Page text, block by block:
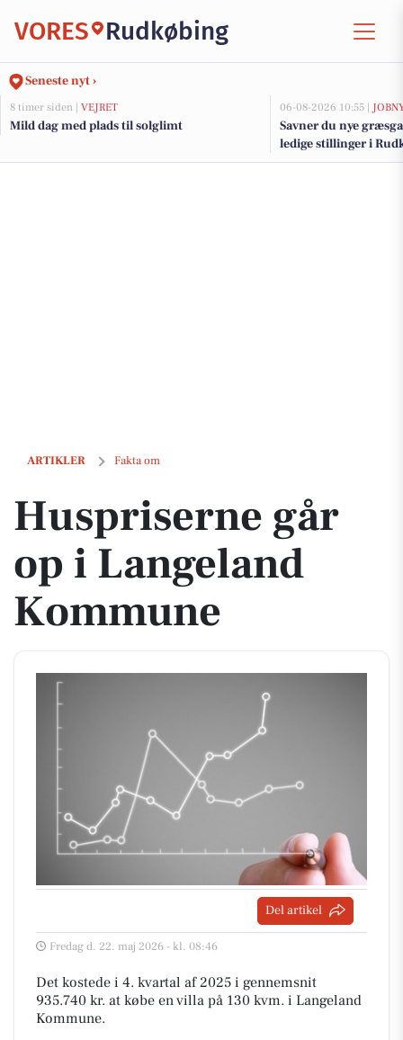
VORES Rudkøbing
Seneste nyt ›
8 timer siden | VEJRET
Mild dag med plads til solglimt
06-08-2026 10:55 |
Savner du nye
ledige stillinger i
ARTIKLER Fakta om
Huspriserne går op i Langeland Kommune
Huspriserne går
op i Langeland
Kommune
Del artikel
Fredag d. 22. maj 2026 - kl. 08:46
Det kostede i 4. kvartal af 2025 i gennemsnit
935.740 kr. at købe en villa på 130 kvm. i Langeland
Kommune.